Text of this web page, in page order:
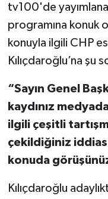
tv100'de
programına konuk
konuyla ilgili CHP
Kılıçdaroğlu’na şu
“Sayın Genel
kaydınız
ilgili çeşitli
çekildiğiniz
konuda
Kılıçdaroğlu